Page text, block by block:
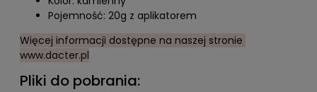
Pojemność: 20g z aplikatorem
Więcej informacji dostępne na naszej stronie
www.dacter.pl
Pliki do pobrania: